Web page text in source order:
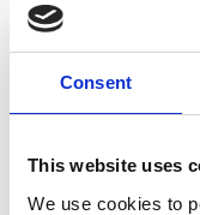
Consent
This website uses
We use cookies to
Elin Engelsen
Christophe